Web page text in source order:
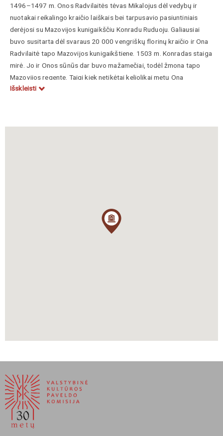
1496–1497 m.Onos Radvilaitės tėvas Mikalojusdėl vedybų ir
nuotakai reikalingo kraičio laiškais bei tarpusavio pasiuntiniais
derėjosi su Mazovijos kunigaikščiu Konradu Ruduoju. Galiausiai
buvo susitarta dėl svaraus 20 000 vengriškų florinų kraičio ir Ona
Radvilaitė tapo Mazovijos kunigaikštiene. 1503 m. Konradas staiga
mirė. Jo ir Onos sūnūs dar buvo mažamečiai, todėl žmona tapo
Mazovijos regente. Taigi kiek netikėtai keliolikai metų Ona
Radvilaitė tapo faktine visos kunigaikštystės valdove. Ji mirė 1522
Išskleisti